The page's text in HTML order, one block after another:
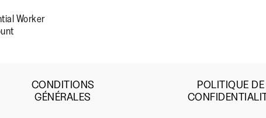
Worker
CONDITIONS
GÉNÉRALES
POLITIQUE DE